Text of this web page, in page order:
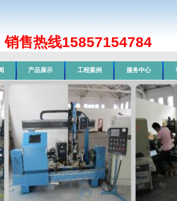
线15857154784
产品展示 工程案例 服务中心